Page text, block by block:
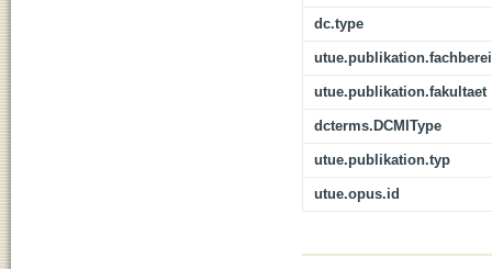
dc.type
utue.publikation.fakultaet
dcterms.DCMIType
utue.publikation.typ
utue.opus.id